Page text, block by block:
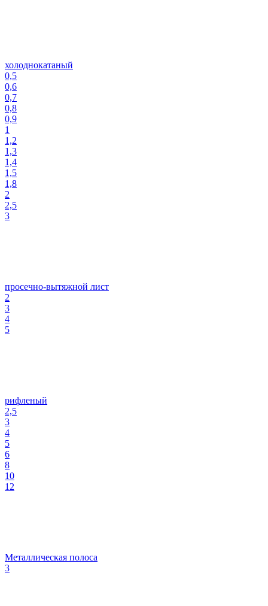
холоднокатаный
0,5
0,6
0,7
0,8
0,9
1
1,2
1,3
1,4
1,5
1,8
2
2,5
3
просечно-вытяжной лист
2
3
4
5
рифленый
2,5
3
4
5
6
8
10
12
Металлическая полоса
3